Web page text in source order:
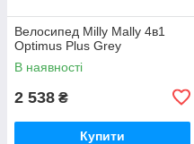
Велосипед Milly Mally 4в1
Optimus Plus Grey
В наявності
2 538 ₴
Купити